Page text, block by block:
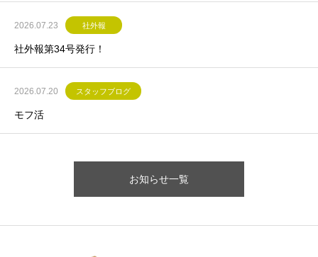
2026.07.23 社外報
社外報第34号発行！
2026.07.20 スタッフブログ
モフ活
お知らせ一覧